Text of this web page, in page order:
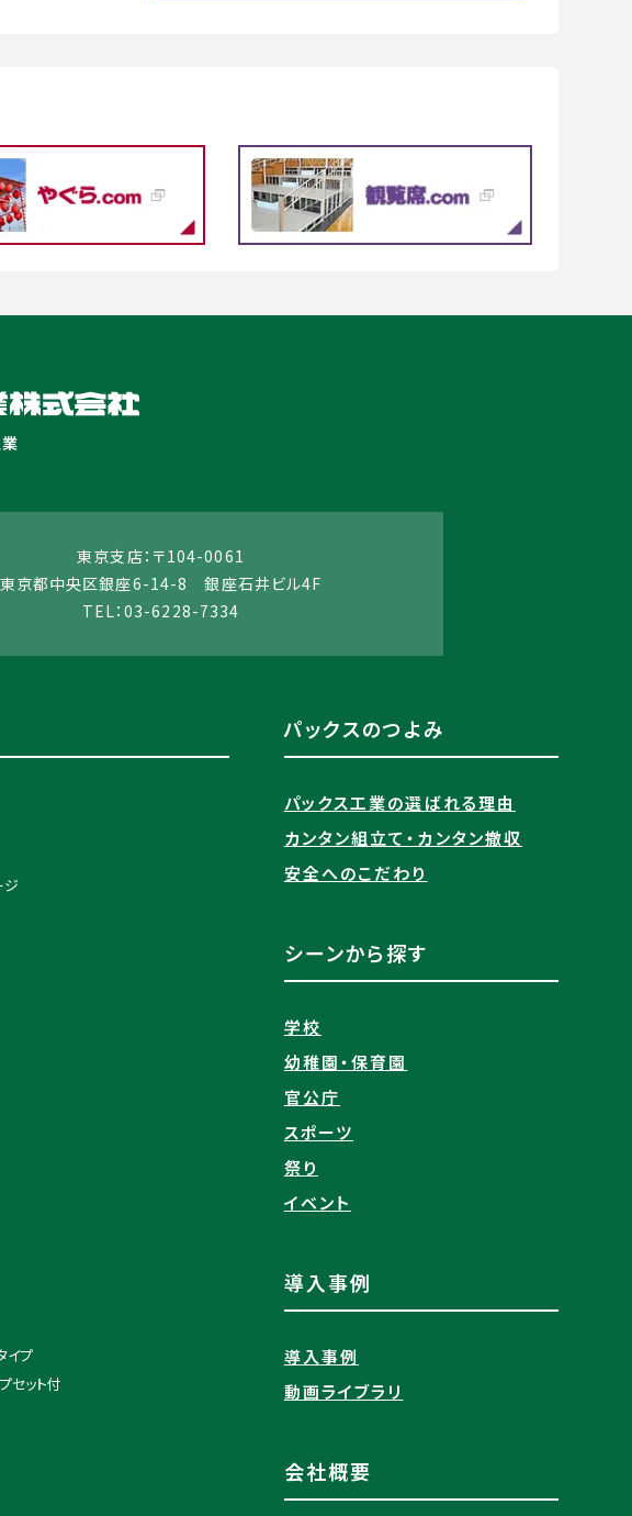
東京支店：〒104-0061
東京都中央区銀座6-14-8 銀座石井ビル4F
TEL：03-6228-7334
ジ
イプ
セット付
パックスのつよみ
パックス工業の選ばれる理由​
カンタン組立て・カンタン撤収
安全へのこだわり
シーンから探す
学校
幼稚園・保育園
官公庁
スポーツ
祭り
イベント
導入事例
導入事例
動画ライブラリ
会社概要